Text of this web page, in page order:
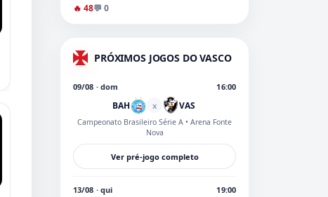
🔥 48💬 0
PRÓXIMOS JOGOS DO VASCO
09/08 · dom 16:00
BAH x VAS
Campeonato Brasileiro Série A • Arena Fonte
Nova
Ver pré-jogo completo
13/08 · qui 19:00